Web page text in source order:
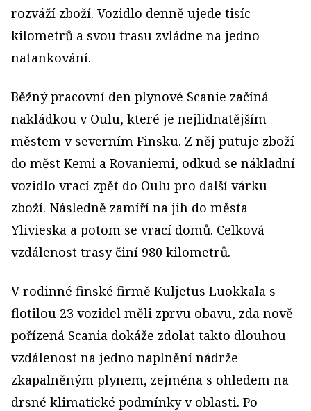
rozváží zboží. Vozidlo denně ujede tisíc
kilometrů a svou trasu zvládne na jedno
natankování.
Běžný pracovní den plynové Scanie začíná
nakládkou v Oulu, které je nejlidnatějším
městem v severním Finsku. Z něj putuje zboží
do měst Kemi a Rovaniemi, odkud se nákladní
vozidlo vrací zpět do Oulu pro další várku
zboží. Následně zamíří na jih do města
Ylivieska a potom se vrací domů. Celková
vzdálenost trasy činí 980 kilometrů.
V rodinné finské firmě Kuljetus Luokkala s
flotilou 23 vozidel měli zprvu obavu, zda nově
pořízená Scania dokáže zdolat takto dlouhou
vzdálenost na jedno naplnění nádrže
zkapalněným plynem, zejména s ohledem na
drsné klimatické podmínky v oblasti. Po